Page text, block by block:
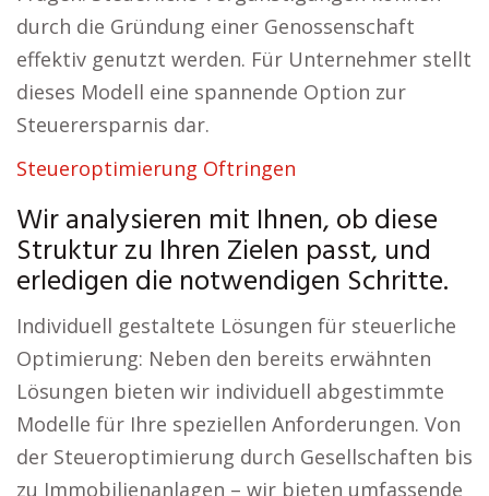
durch die Gründung einer Genossenschaft
effektiv genutzt werden. Für Unternehmer stellt
dieses Modell eine spannende Option zur
Steuerersparnis dar.
Steueroptimierung Oftringen
Wir analysieren mit Ihnen, ob diese
Struktur zu Ihren Zielen passt, und
erledigen die notwendigen Schritte.
Individuell gestaltete Lösungen für steuerliche
Optimierung: Neben den bereits erwähnten
Lösungen bieten wir individuell abgestimmte
Modelle für Ihre speziellen Anforderungen. Von
der Steueroptimierung durch Gesellschaften bis
zu Immobilienanlagen – wir bieten umfassende